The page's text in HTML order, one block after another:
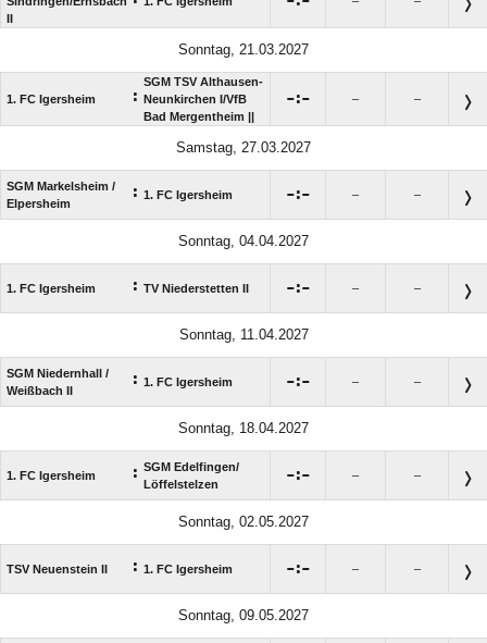
II
Sonntag, 21.03.2027
1. FC Igersheim :
SGM TSV Althausen-
Neunkirchen I/​VfB
Bad Mergentheim ||
: – –
Samstag, 27.03.2027
SGM Markelsheim /​
Elpersheim
: 1. FC Igersheim : – –
Sonntag, 04.04.2027
1. FC Igersheim : TV Niederstetten II : – –
Sonntag, 11.04.2027
SGM Niedernhall /​
Weißbach II
: 1. FC Igersheim : – –
Sonntag, 18.04.2027
1. FC Igersheim : SGM Edelfingen/​
Löffelstelzen
: – –
Sonntag, 02.05.2027
TSV Neuenstein II : 1. FC Igersheim : – –
Sonntag, 09.05.2027